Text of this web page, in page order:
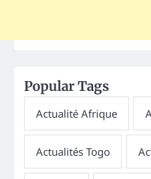
Popular Tags